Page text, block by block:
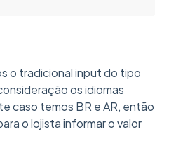
o tradicional input do tipo
os idiomas
caso temos BR e AR, então
o lojista informar o valor